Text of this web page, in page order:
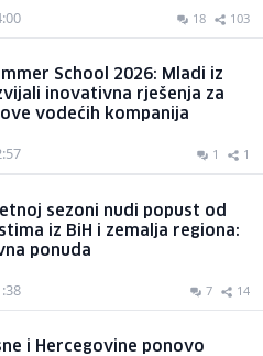
18 103
School 2026: Mladi iz
inovativna rješenja za
vodećih kompanija
1 1
sezoni nudi popust od
iz BiH i zemalja regiona:
ponuda
7 14
i Hercegovine ponovo